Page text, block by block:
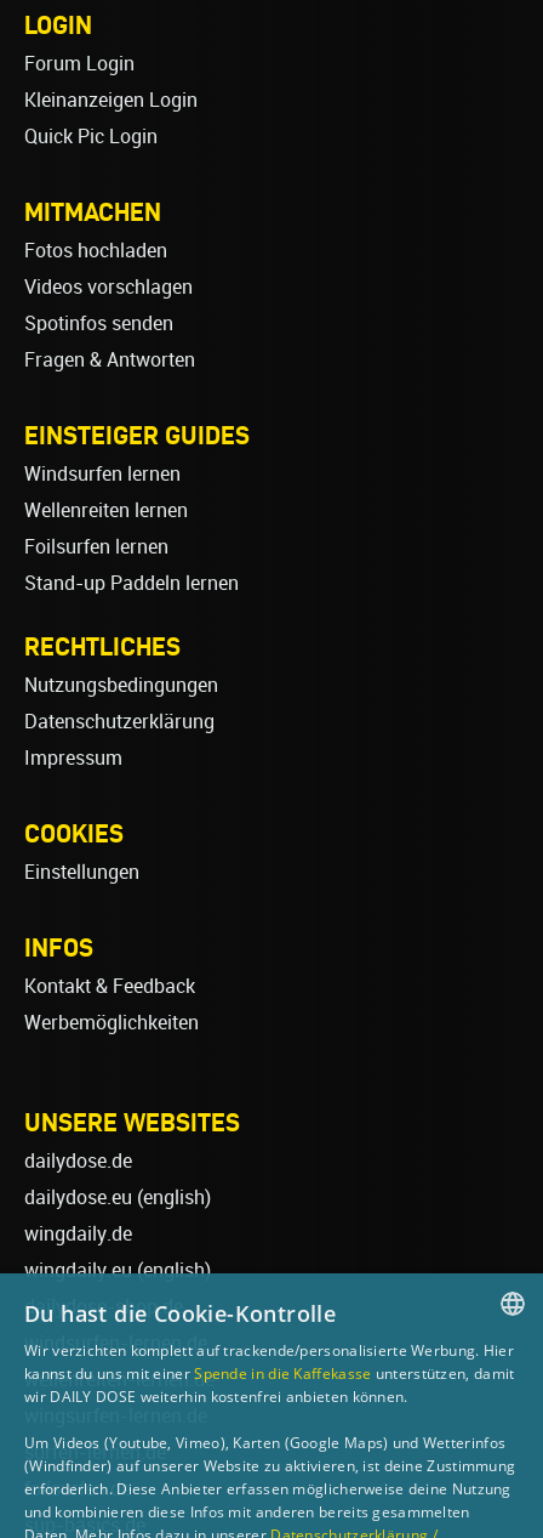
LOGIN
Forum Login
Kleinanzeigen Login
Quick Pic Login
MITMACHEN
Fotos hochladen
Videos vorschlagen
Spotinfos senden
Fragen & Antworten
EINSTEIGER GUIDES
Windsurfen lernen
Wellenreiten lernen
Foilsurfen lernen
Stand-up Paddeln lernen
RECHTLICHES
Nutzungsbedingungen
Datenschutzerklärung
Impressum
COOKIES
Einstellungen
INFOS
Kontakt & Feedback
Werbemöglichkeiten
UNSERE WEBSITES
dailydose.de
dailydose.eu (english)
wingdaily.de
wingdaily.eu(english)
dailydose-shop.de
windsurfen-lernen.de
wellenreiten-lernen.de
surfen-lernen.de
foilsurfen.de
sup-basics.de
GERMAN
Du hast die Cookie-Kontrolle
Wir verzichten komplett auf trackende/personalisierte Werbung. Hier
kannst du uns mit einerSpende in die Kaffekasse unterstützen, damit
wir DAILY DOSE weiterhin kostenfrei anbieten können.
Um Videos (Youtube, Vimeo), Karten (Google Maps) und Wetterinfos
(Windfinder) auf unserer Website zu aktivieren, ist deine Zustimmung
erforderlich. Diese Anbieter erfassen möglicherweise deine Nutzung
und kombinieren diese Infos mit anderen bereits gesammelten